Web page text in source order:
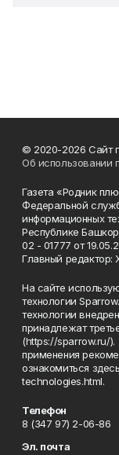
© 2020-2026 Сайт
Об использовании
Газета «Родник
Федеральной
информационных
Республике
02 - 01777 от
Главный
На сайте
технологии
технологии
принадлежат
(https://sparrow.ru/
применения
ознакомиться
technologies.html.
Телефон
8 (347 97) 2-06-86
Эл. почта